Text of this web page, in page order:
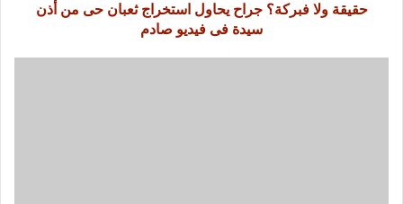
حقيقة ولا فبركة؟ جراح يحاول استخراج ثعبان حى من أذن
سيدة فى فيديو صادم